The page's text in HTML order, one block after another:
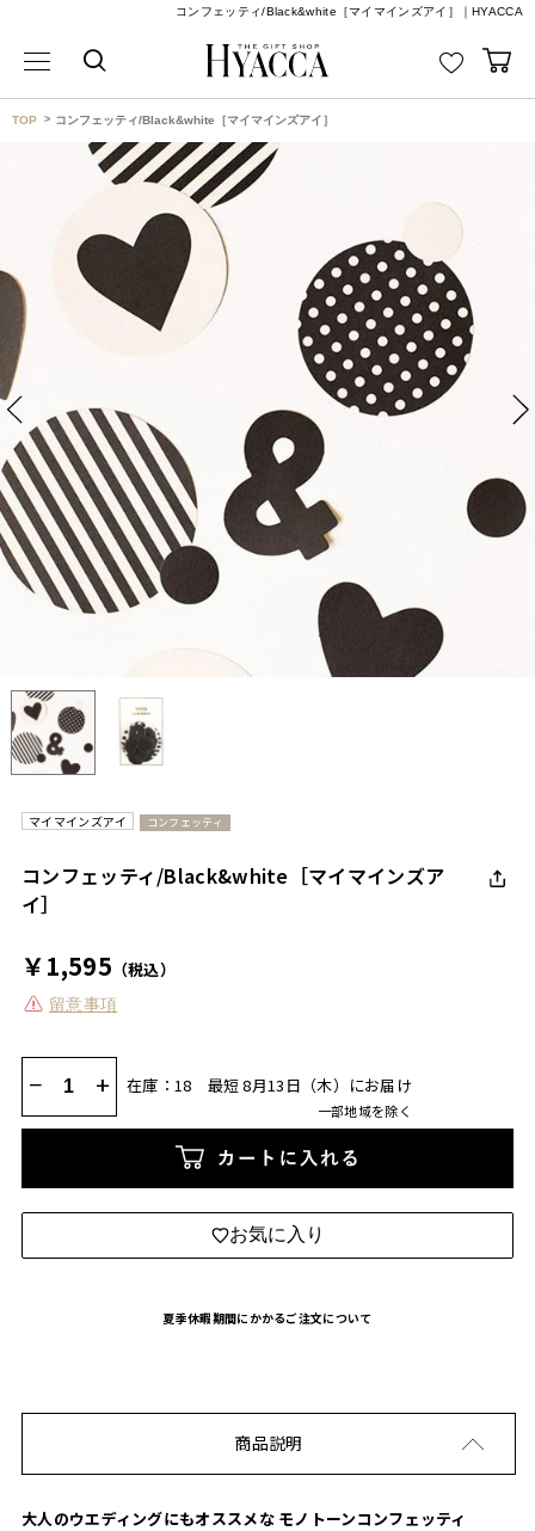
コンフェッティ/Black&white［マイマインズアイ］｜HYACCA
TOP コンフェッティ/Black&white［マイマインズアイ］
マイマインズアイ コンフェッティ
コンフェッティ/Black&white［マイマインズア
イ］
￥1,595 （税込）
留意事項
− + 在庫：18 最短 8月13日（木）にお届け
一部地域を除く
カートに入れる
お気に入り
夏季休暇期間にかかるご注文について
商品説明
大人のウエディングにもオススメな モノトーンコンフェッティ